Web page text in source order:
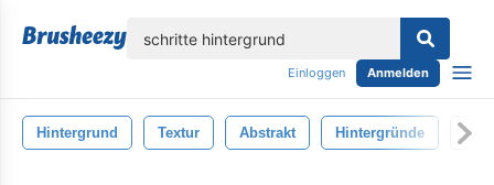
Einloggen Anmelden
Hintergrund Textur Abstrakt Hintergründe